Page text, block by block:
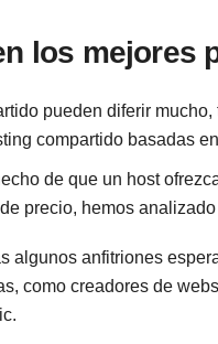
los mejores
pueden diferir
compartido basadas
de que un host
precio, hemos
algunos anfitriones
como creadores de